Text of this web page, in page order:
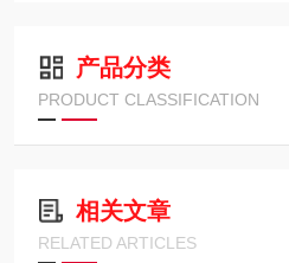
产品分类
PRODUCT CLASSIFICATION
相关文章
RELATED ARTICLES